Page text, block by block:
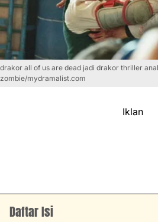
drakor all of us are dead jadi drakor thriller
zombie/mydramalist.com
Iklan
Daftar Isi